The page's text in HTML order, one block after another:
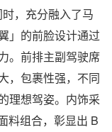
，充分融入了马
」的前脸设计通过
。前排主副驾驶席
，包裹性强，不同
理想驾姿。内饰采
料组合，彰显出 B